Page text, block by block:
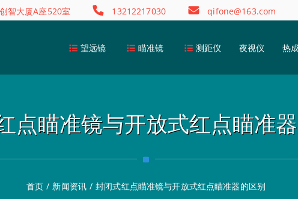
智大厦A座520室 13212217030 qifone@163.com
望远镜 瞄准镜 测距仪 夜视仪 热
点瞄准镜与开放式红点瞄准
首页 / 新闻资讯 / 封闭式红点瞄准镜与开放式红点瞄准器的区别